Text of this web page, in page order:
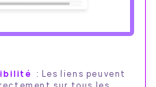
: Les liens peuvent
sur tous les